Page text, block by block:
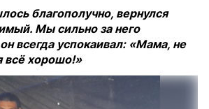
благополучно, вернулся
Мы сильно за него
всегда успокаивал: «Мама, не
всё хорошо!»